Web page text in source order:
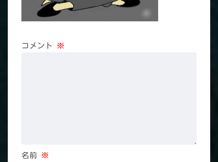
コメント ※
名前 ※